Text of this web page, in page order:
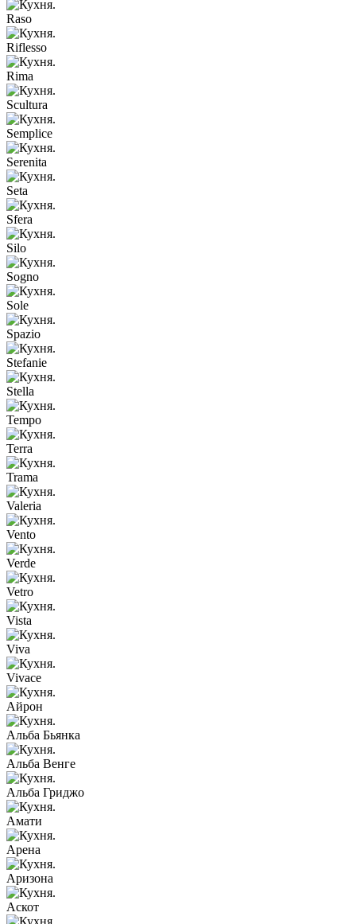
Raso
Riflesso
Rima
Scultura
Semplice
Serenita
Seta
Sfera
Silo
Sogno
Sole
Spazio
Stefanie
Stella
Tempo
Terra
Trama
Valeria
Vento
Verde
Vetro
Vista
Viva
Vivace
Айрон
Альба Бьянка
Альба Венге
Альба Гриджо
Амати
Арена
Аризона
Аскот